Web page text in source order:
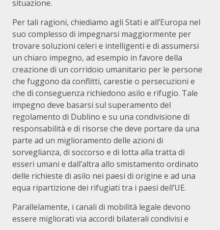
situazione.
Per tali ragioni, chiediamo agli Stati e all’Europa nel
suo complesso di impegnarsi maggiormente per
trovare soluzioni celeri e intelligenti e di assumersi
un chiaro impegno, ad esempio in favore della
creazione di un corridoio umanitario per le persone
che fuggono da conflitti, carestie o persecuzioni e
che di conseguenza richiedono asilo e rifugio. Tale
impegno deve basarsi sul superamento del
regolamento di Dublino e su una condivisione di
responsabilità e di risorse che deve portare da una
parte ad un miglioramento delle azioni di
sorveglianza, di soccorso e di lotta alla tratta di
esseri umani e dall’altra allo smistamento ordinato
delle richieste di asilo nei paesi di origine e ad una
equa ripartizione dei rifugiati tra i paesi dell’UE.
Parallelamente, i canali di mobilità legale devono
essere migliorati via accordi bilaterali condivisi e